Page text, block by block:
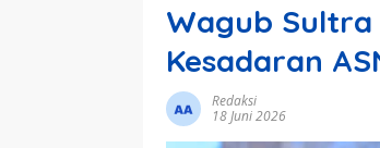
Wagub Sultra
Kesadaran
Redaksi
18 Juni 2026